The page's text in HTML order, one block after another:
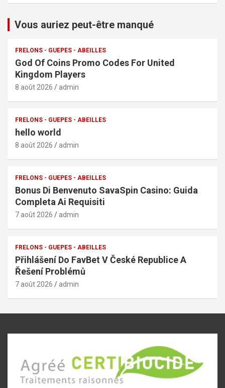
Vous auriez peut-être manqué
FRELONS - GUEPES - ABEILLES
God Of Coins Promo Codes For United
Kingdom Players
8 août 2026 admin
FRELONS - GUEPES - ABEILLES
hello world
8 août 2026 admin
FRELONS - GUEPES - ABEILLES
Bonus Di Benvenuto SavaSpin Casino: Guida
Completa Ai Requisiti
7 août 2026 admin
FRELONS - GUEPES - ABEILLES
Přihlášení Do FavBet V České Republice A
Řešení Problémů
7 août 2026 admin